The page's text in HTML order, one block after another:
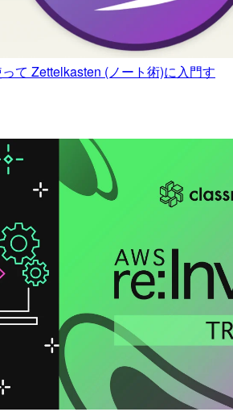
て Zettelkasten (ノート術)に入門す